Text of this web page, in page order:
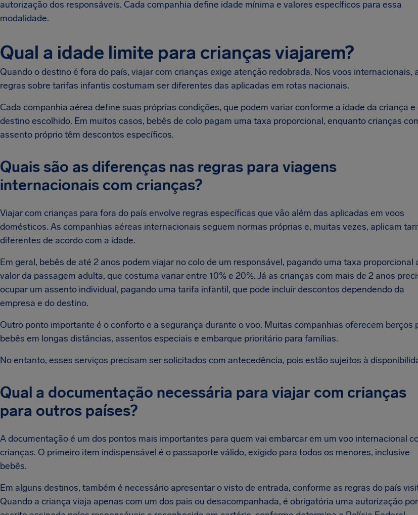
autorização dos responsáveis. Cada companhia define idade mínima e valores específicos para essa
modalidade.
Qual a idade limite para crianças viajarem?
Quando o destino é fora do país, viajar com crianças exige atenção redobrada. Nos voos internacionais,
regras sobre tarifas infantis costumam ser diferentes das aplicadas em rotas nacionais.
Cada companhia aérea define suas próprias condições, que podem variar conforme a idade da criança e
destino escolhido. Em muitos casos, bebês de colo pagam uma taxa proporcional, enquanto crianças
assento próprio têm descontos específicos.
Quais são as diferenças nas regras para viagens
internacionais com crianças?
Viajar com crianças para fora do país envolve regras específicas que vão além das aplicadas em voos
domésticos. As companhias aéreas internacionais seguem normas próprias e, muitas vezes, aplicam
diferentes de acordo com a idade.
Em geral, bebês de até 2 anos podem viajar no colo de um responsável, pagando uma taxa proporcional
valor da passagem adulta, que costuma variar entre 10% e 20%. Já as crianças com mais de 2 anos
ocupar um assento individual, pagando uma tarifa infantil, que pode incluir descontos dependendo da
empresa e do destino.
Outro ponto importante é o conforto e a segurança durante o voo. Muitas companhias oferecem berços
bebês em longas distâncias, assentos especiais e embarque prioritário para famílias.
No entanto, esses serviços precisam ser solicitados com antecedência, pois estão sujeitos à
Qual a documentação necessária para viajar com crianças
para outros países?
A documentação é um dos pontos mais importantes para quem vai embarcar em um voo internacional
crianças. O primeiro item indispensável é o passaporte válido, exigido para todos os menores, inclusive
bebês.
Em alguns destinos, também é necessário apresentar o visto de entrada, conforme as regras do país
Quando a criança viaja apenas com um dos pais ou desacompanhada, é obrigatória uma autorização por